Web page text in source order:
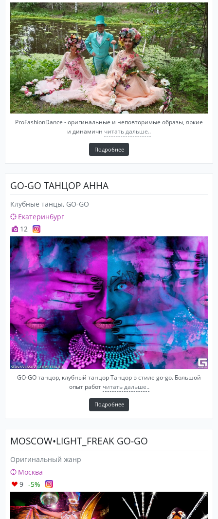
ProFashionDance - оригинальные и неповторимые образы, яркие
и динамичн читать дальше..
Подробнее
GO-GO ТАНЦОР АННА
Клубные танцы, GO-GO
Екатеринбург
12
GO-GO танцор, клубный танцор Танцор в стиле go-go. Большой
опыт работ читать дальше..
Подробнее
MOSCOW•LIGHT_FREAK GO-GO
Оригинальный жанр
Москва
9 -5%